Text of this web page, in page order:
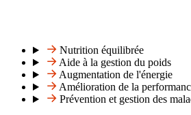
Nutrition équilibrée
Aide à la gestion du poids
Augmentation de l'énergie
Amélioration de la
Prévention et gestion des